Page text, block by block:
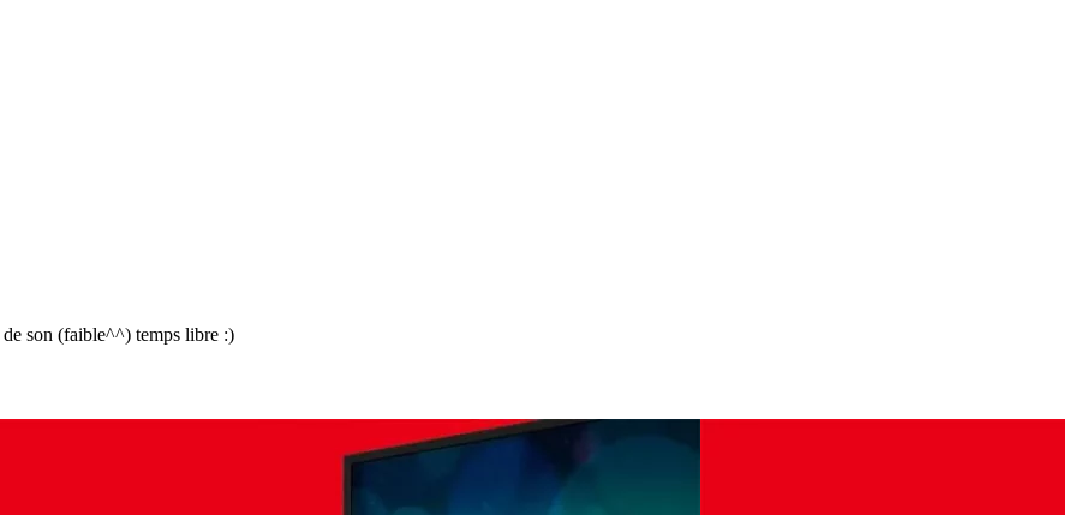
son (faible^^) temps libre :)